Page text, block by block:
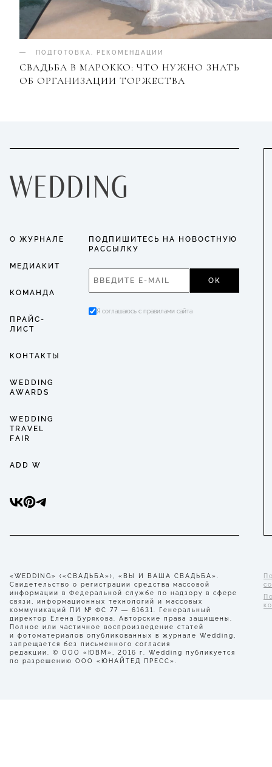
ПОДГОТОВКА РЕКОМЕНДАЦИИ
СВАДЬБА В МАРОККО: ЧТО НУЖНО ЗНАТЬ
ОБ ОРГАНИЗАЦИИ ТОРЖЕСТВА
О ЖУРНАЛЕ
МЕДИАКИТ
КОМАНДА
ПРАЙС-
ЛИСТ
КОНТАКТЫ
WEDDING
AWARDS
WEDDING
TRAVEL
FAIR
ADD W
ПОДПИШИТЕСЬ НА НОВОСТНУЮ
РАССЫЛКУ
ОК
Я соглашаюсь с правилами сайта
«WEDDING» («СВАДЬБА»), «ВЫ И ВАША СВАДЬБА».
Свидетельство о регистрации средства массовой
информации в Федеральной службе по надзору в сфере
связи, информационных технологий и массовых
коммуникаций ПИ № ФС 77 — 61631. Генеральный
директор Елена Бурякова. Авторские права защищены.
Полное или частичное воспроизведение статей
и фотоматериалов опубликованных в журнале Wedding,
запрещается без письменного согласия
редакции. © ООО «ЮВМ», 2016 г. Wedding публикуется
по разрешению ООО «ЮНАЙТЕД ПРЕСС».